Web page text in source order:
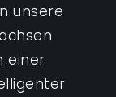
unsere
einer